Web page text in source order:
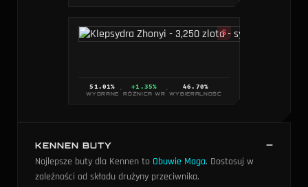
S
51.01%
WYGRANE · +1.35%
RÓŻNICA WR · 46.70%
WYBIERALNOŚĆ
KENNEN BUTY
Najlepsze buty dla Kennen to Obuwie Maga. Dostosuj w
zależności od składu drużyny przeciwnika.